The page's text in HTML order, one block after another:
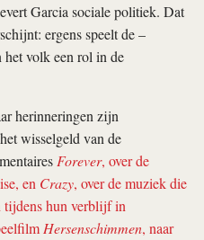
Garcia sociale politiek. Dat
ergens speelt de –
volk een rol in de
herinneringen zijn
wisselgeld van de
Forever, over de
en Crazy, over de muziek die
tijdens hun verblijf in
Hersenschimmen, naar